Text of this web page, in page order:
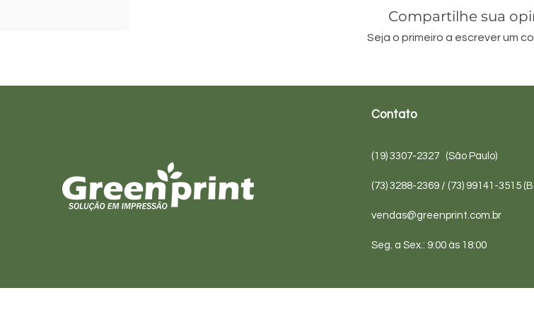
Compartilhe sua
Seja o primeiro a escrever um
Contato
(19) 3307-2327 (São Paulo)
(73) 3288-2369 / (73) 99141-3515
vendas@greenprint.com.br
Seg. a Sex.: 9:00 às 18:00